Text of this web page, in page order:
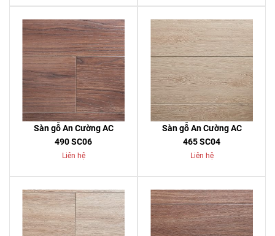
Sàn gỗ An Cường AC
490 SC06
Liên hệ
Sàn gỗ An Cường AC
465 SC04
Liên hệ